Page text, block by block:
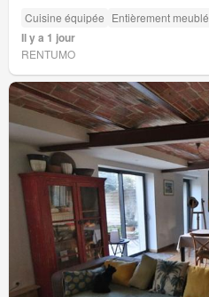
Cuisine équipée Entièrement meublé
Il y a 1 jour
RENTUMO